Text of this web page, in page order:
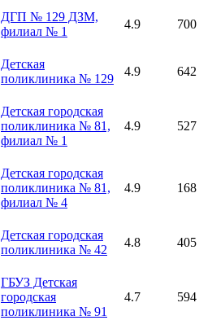
ДГП № 129 ДЗМ,
филиал № 1
4.9 700
Детская
поликлиника № 129
4.9 642
Детская городская
поликлиника № 81,
филиал № 1
4.9 527
Детская городская
поликлиника № 81,
филиал № 4
4.9 168
Детская городская
поликлиника № 42
4.8 405
ГБУЗ Детская
городская
поликлиника № 91
4.7 594